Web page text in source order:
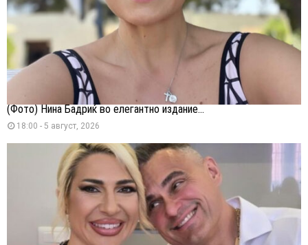
(Фото) Нина Бадриќ во елегантно издание...
18:00 - 5 август, 2026